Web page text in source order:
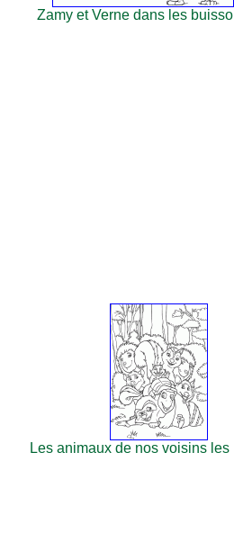
Zamy et Verne dans les
Les animaux de nos voisins les